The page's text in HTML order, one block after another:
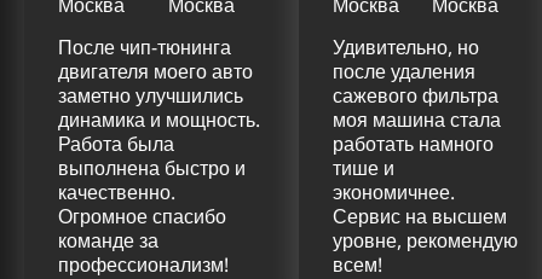
После чип-тюнинга
двигателя моего авто
заметно улучшились
динамика и мощность.
Работа была
выполнена быстро и
качественно.
Огромное спасибо
команде за
профессионализм!
Удивительно, но
после удаления
сажевого фильтра
моя машина стала
работать намного
тише и
экономичнее.
Сервис на высшем
уровне, рекомендую
всем!